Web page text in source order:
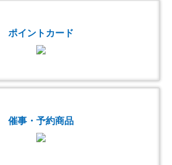
ポイントカード
催事・予約商品